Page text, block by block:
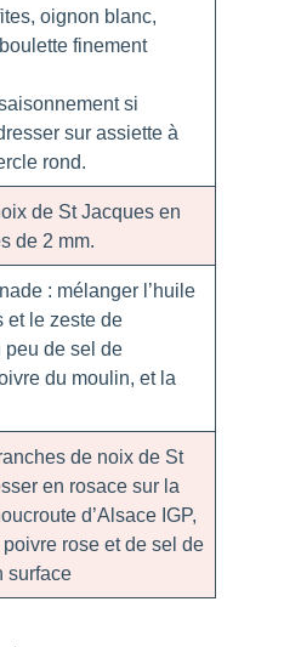
oignon blanc,
finement
si
sur assiette à
rond.
de St Jacques en
de 2 mm.
: mélanger l’huile
et le zeste de
peu de sel de
du moulin, et la
de noix de St
en rosace sur la
d’Alsace IGP,
rose et de sel de
surface